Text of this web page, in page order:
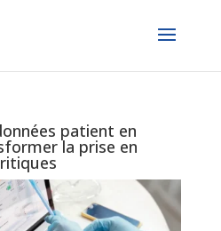
patient en
la prise en